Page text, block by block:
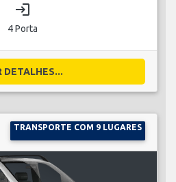
login
4 Porta
DETALHES...
TRANSPORTE COM 9 LUGARES